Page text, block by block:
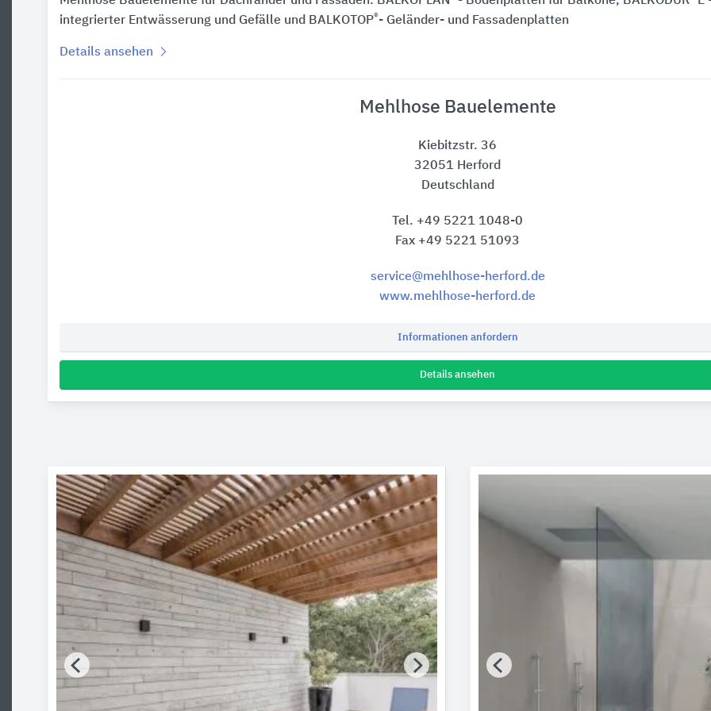
integrierter Entwässerung und Gefälle und BALKOTOP®- Geländer- und Fassadenplatten
Details ansehen
Mehlhose Bauelemente
Kiebitzstr. 36
32051 Herford
Deutschland
Tel. +49 5221 1048-0
Fax +49 5221 51093
service@mehlhose-herford.de
www.mehlhose-herford.de
Informationen anfordern
Details ansehen